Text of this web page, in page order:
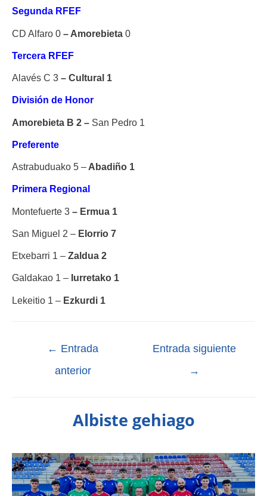
Segunda RFEF
CD Alfaro 0 – Amorebieta 0
Tercera RFEF
Alavés C 3 – Cultural 1
División de Honor
Amorebieta B 2 – San Pedro 1
Preferente
Astrabuduako 5 – Abadiño 1
Primera Regional
Montefuerte 3 – Ermua 1
San Miguel 2 – Elorrio 7
Etxebarri 1 – Zaldua 2
Galdakao 1 – Iurretako 1
Lekeitio 1 – Ezkurdi 1
← Entrada
anterior
Entrada siguiente
→
Albiste gehiago